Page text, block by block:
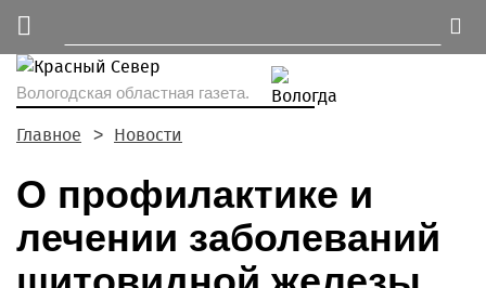
Вологодская областная газета.
Главное Новости
О профилактике и
лечении заболеваний